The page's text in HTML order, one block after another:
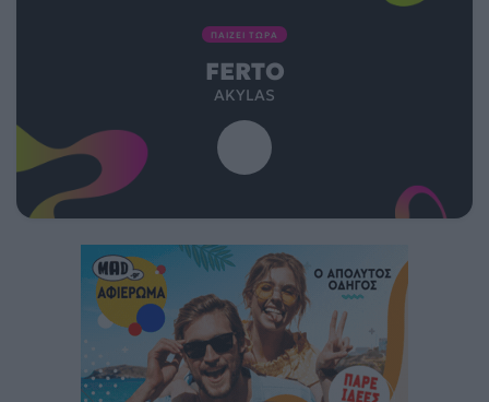
ΠΑΙΖΕΙ ΤΩΡΑ
FERTO
ΑKYLAS